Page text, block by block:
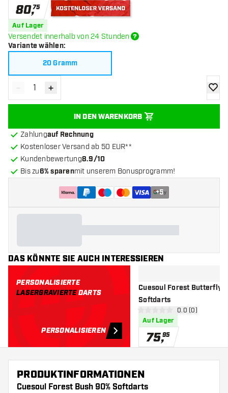
80,75
Auf Lager
Versendet innerhalb von 24 Stunden
Variante wählen:
20 Gramm
Menge verringern
- Menge erhöhen
+
IN DEN WARENKORB
Zur
Zahlungauf Rechnung
Kostenloser Versand ab 50 EUR**
Kundenbewertung8.9/10
Bis zu6% sparenmit unserem Bonusprogramm!
+5
DAS KÖNNTE SIE AUCH INTERESSIEREN
PERSONALISIERTE
LASERGRAVIERTEDARTS
PERSONALISIEREN
Cuesoul Forest Butterfly
Softdarts
0 Bewertungssterne
0.0 (0)
Auf Lager
75,95
PRODUKTINFORMATIONEN
Cuesoul Forest Bush 90% Softdarts